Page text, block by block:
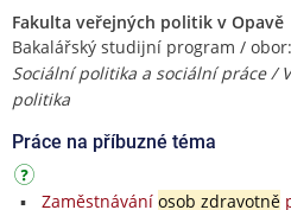
Fakulta veřejných politik v Opavě
Bakalářský studijní program / obor:
Sociální politika a sociální práce /
politika
Práce na příbuzné téma
Zaměstnávání osob zdravotně